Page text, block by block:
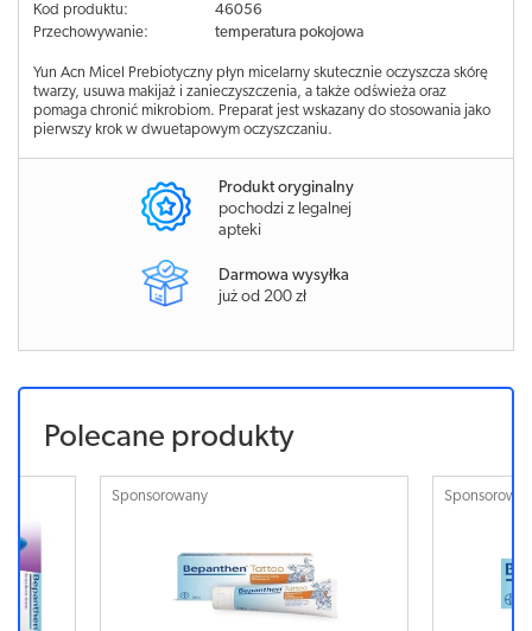
Kod produktu:
46056
Przechowywanie:
temperatura pokojowa
Yun Acn Micel Prebiotyczny płyn micelarny skutecznie oczyszcza skórę
twarzy, usuwa makijaż i zanieczyszczenia, a także odświeża oraz
pomaga chronić mikrobiom. Preparat jest wskazany do stosowania jako
pierwszy krok w dwuetapowym oczyszczaniu.
Produkt oryginalny
pochodzi z legalnej
apteki
Darmowa wysyłka
już od 200 zł
Polecane produkty
Sponsorowany